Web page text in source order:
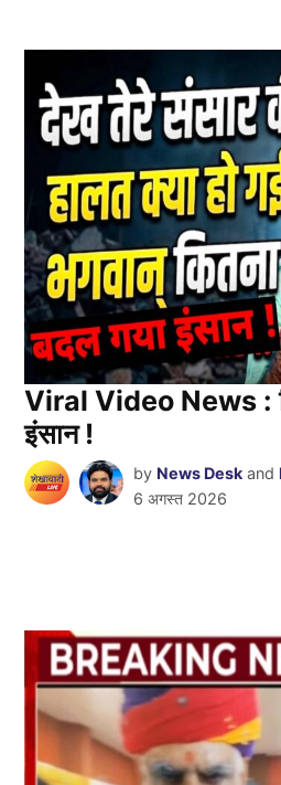
Viral Video News :
इंसान !
by News Desk and
6 अगस्त 2026